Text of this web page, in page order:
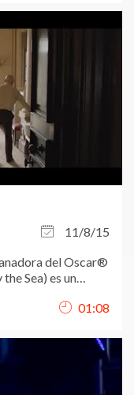
11/8/15
del Oscar®
Sea) es un
01:08